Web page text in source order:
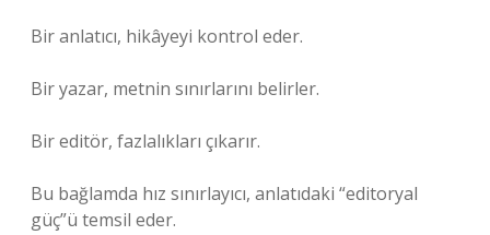
Bir anlatıcı, hikâyeyi kontrol eder.
Bir yazar, metnin sınırlarını belirler.
Bir editör, fazlalıkları çıkarır.
Bu bağlamda hız sınırlayıcı, anlatıdaki “editoryal
güç”ü temsil eder.